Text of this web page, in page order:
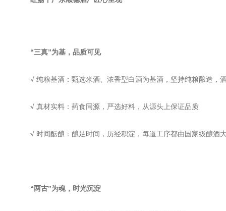
“三真”为基，品质可见
√ 纯粮基酒：甄选米酒、浓香型白酒为基酒，坚持纯粮酿造，
√ 真材实料：药食同源，严选好料，从源头上保证品质
√ 时间酝酿：酿足时间，历经积淀，每道工序都由国家级酿酒
“两古”为魂，时光沉淀